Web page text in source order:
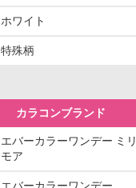
ホワイト
特殊柄
カラコンブランド
エバーカラーワンデー ミリ
モア
エバーカラーワンデー